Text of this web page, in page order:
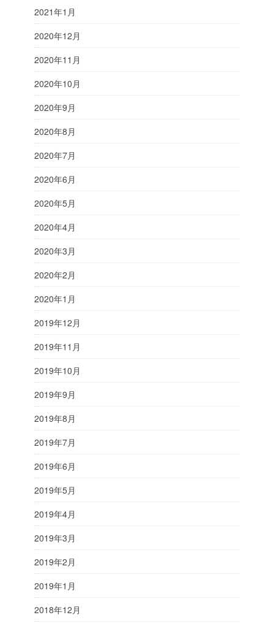
2021年1月
2020年12月
2020年11月
2020年10月
2020年9月
2020年8月
2020年7月
2020年6月
2020年5月
2020年4月
2020年3月
2020年2月
2020年1月
2019年12月
2019年11月
2019年10月
2019年9月
2019年8月
2019年7月
2019年6月
2019年5月
2019年4月
2019年3月
2019年2月
2019年1月
2018年12月